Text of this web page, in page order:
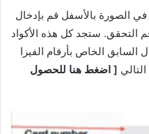
الصورة بالأسفل قم بإدخال
التحقق. ستجد كل هذه الأكواد
السابق الخاص بأرقام الفيزا
[ اضغط هنا للحصول